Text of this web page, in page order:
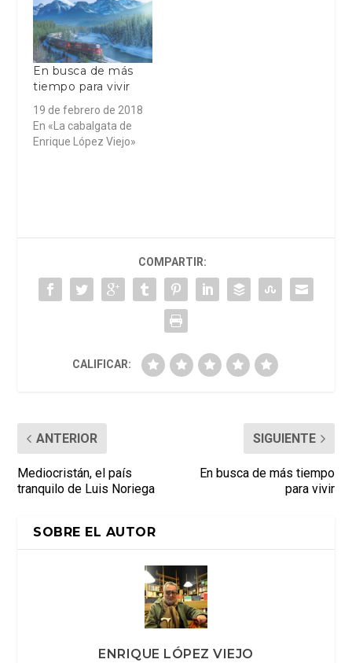
En busca de más
tiempo para vivir
19 de febrero de 2018
En «La cabalgata de
Enrique López Viejo»
COMPARTIR:
CALIFICAR:
ANTERIOR
Mediocristán, el país
tranquilo de Luis Noriega
SIGUIENTE
En busca de más tiempo
para vivir
SOBRE EL AUTOR
ENRIQUE LÓPEZ VIEJO